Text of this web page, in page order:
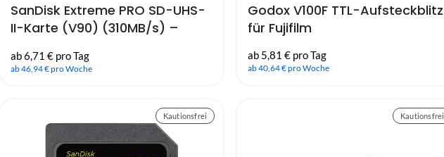
SanDisk Extreme PRO SD-UHS-
II-Karte (V90) (310MB/s) –
ab 6,71 € pro Tag
ab 46,94 € pro Woche
Godox V100F TTL-Aufsteckblitz
für Fujifilm
ab 5,81 € pro Tag
ab 40,64 € pro Woche
Kautionsfrei Kautionsfrei